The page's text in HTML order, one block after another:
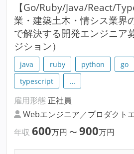
【Go/Ruby/Java/React/
業・建築土木・情シス業界
で解決する開発エンジニア
ジション）
java ruby python go
typescript
…
雇用形態 正社員
Webエンジニア／プロダクト
年収 600万円 〜 900万円